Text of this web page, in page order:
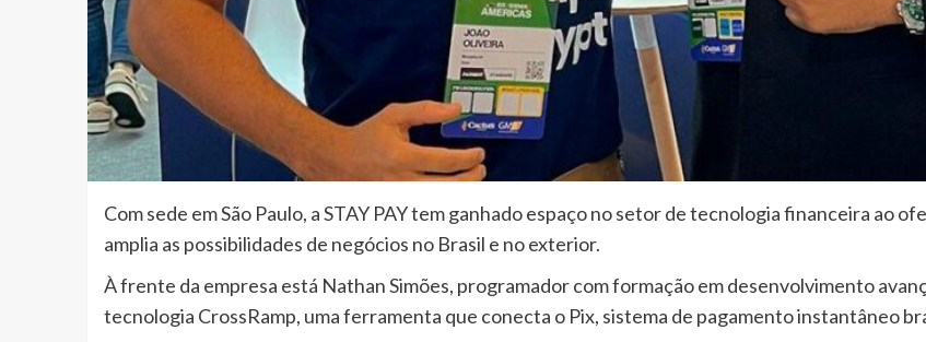
Com sede em São Paulo, a STAY PAY tem ganhado espaço no setor de tecnologia financeira ao
amplia as possibilidades de negócios no Brasil e no exterior.
À frente da empresa está Nathan Simões, programador com formação em desenvolvimento
tecnologia CrossRamp, uma ferramenta que conecta o Pix, sistema de pagamento instantâneo